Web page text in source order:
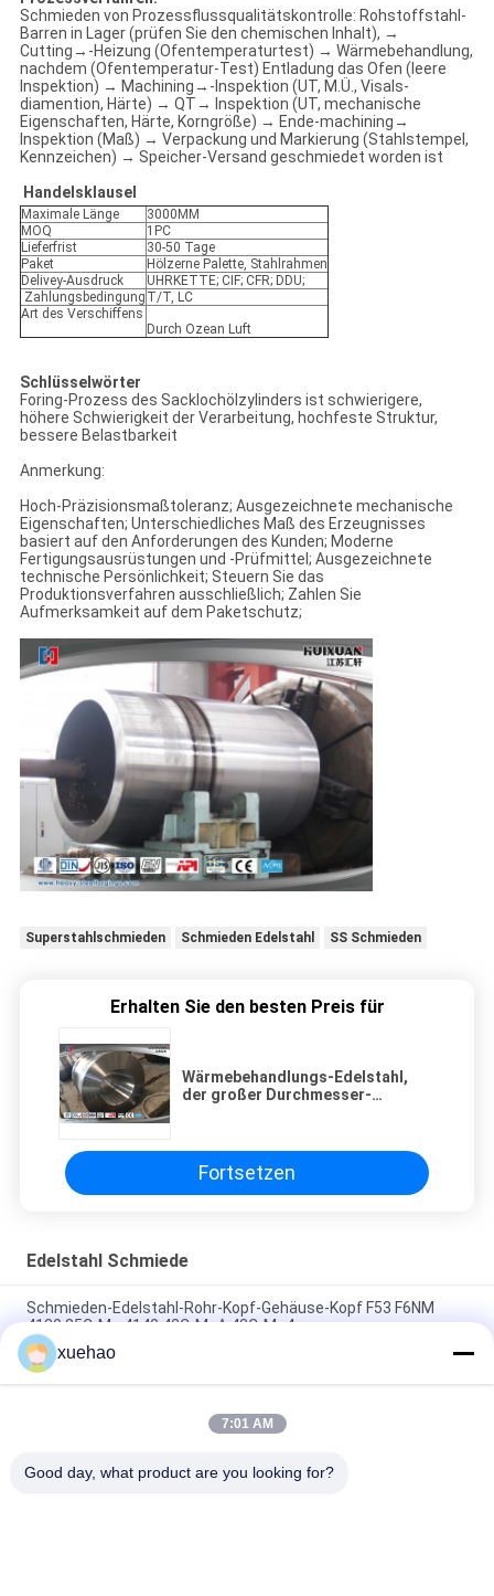
Schmieden von Prozessflussqualitätskontrolle: Rohstoffstahl-
Barren in Lager (prüfen Sie den chemischen Inhalt), →
Cutting→-Heizung (Ofentemperaturtest) → Wärmebehandlung,
nachdem (Ofentemperatur-Test) Entladung das Ofen (leere
Inspektion) → Machining→-Inspektion (UT, M.Ü., Visals-
diamention, Härte) → QT→ Inspektion (UT, mechanische
Eigenschaften, Härte, Korngröße) → Ende-machining→
Inspektion (Maß) → Verpackung und Markierung (Stahlstempel,
Kennzeichen) → Speicher-Versand geschmiedet worden ist
Handelsklausel
Maximale Länge
3000MM
MOQ
1PC
Lieferfrist
30-50 Tage
Paket
Hölzerne Palette, Stahlrahmen
Delivey-Ausdruck
UHRKETTE; CIF; CFR; DDU;
Zahlungsbedingung T/T, LC
Art des Verschiffens
Durch Ozean Luft
Schlüsselwörter
Foring-Prozess des Sacklochölzylinders ist schwierigere,
höhere Schwierigkeit der Verarbeitung, hochfeste Struktur,
bessere Belastbarkeit
Anmerkung:
Hoch-Präzisionsmaßtoleranz; Ausgezeichnete mechanische
Eigenschaften; Unterschiedliches Maß des Erzeugnisses
basiert auf den Anforderungen des Kunden; Moderne
Fertigungsausrüstungen und -Prüfmittel; Ausgezeichnete
technische Persönlichkeit; Steuern Sie das
Produktionsverfahren ausschließlich; Zahlen Sie
Aufmerksamkeit auf dem Paketschutz;
Superstahlschmieden Schmieden Edelstahl SS Schmieden
Erhalten Sie den besten Preis für
Wärmebehandlungs-Edelstahl,
der großer Durchmesser-
Fortsetzen
Edelstahl Schmiede
Schmieden-Edelstahl-Rohr-Kopf-Gehäuse-Kopf F53 F6NM
4130 35CrMo 4140 42CrMoA 42CrMo4
Kugelventil schweißte Abdeckungs-Edelstahl schmiedendes
A105 LF2 F304 304L F316 316L F51 F53
Kohlenstoffstahl-Schmieden-Schmiede zerteilt
xuehao
7:01 AM
Good day, what product are you looking for?